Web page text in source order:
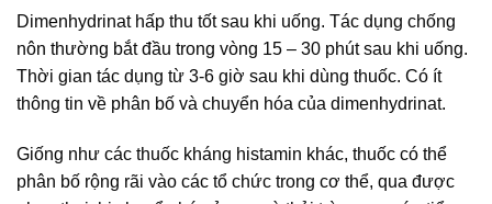
Dimenhydrinat hấp thu tốt sau khi uống. Tác dụng chống
nôn thường bắt đầu trong vòng 15 – 30 phút sau khi uống.
Thời gian tác dụng từ 3-6 giờ sau khi dùng thuốc. Có ít
thông tin về phân bố và chuyển hóa của dimenhydrinat.
Giống như các thuốc kháng histamin khác, thuốc có thể
phân bố rộng rãi vào các tổ chức trong cơ thể, qua được